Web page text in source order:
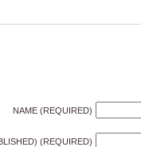
NAME (REQUIRED)
(REQUIRED)